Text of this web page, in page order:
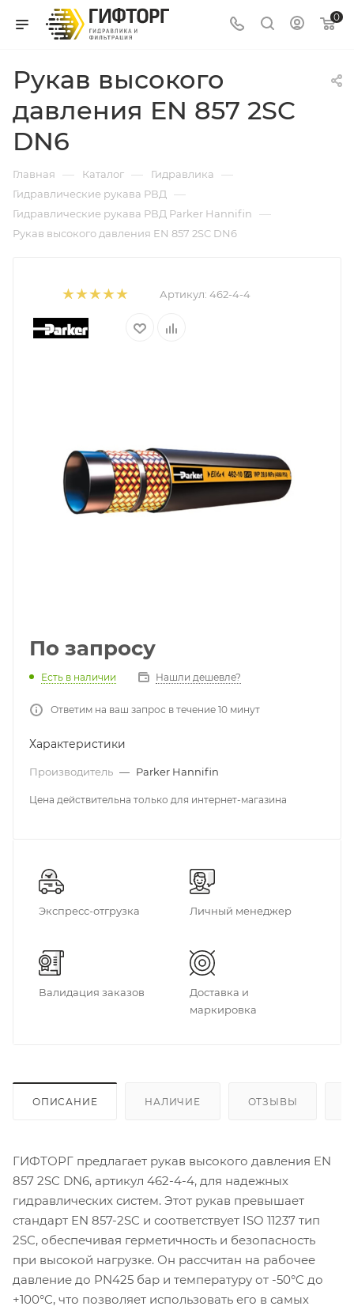
0
Рукав высокого
давления EN 857 2SC
DN6
Главная — Каталог — Гидравлика —
Гидравлические рукава РВД —
Гидравлические рукава РВД Parker Hannifin —
Рукав высокого давления EN 857 2SC DN6
Артикул: 462-4-4
По запросу
Есть в наличии Нашли дешевле?
Ответим на ваш запрос в течение 10 минут
Характеристики
Производитель — Parker Hannifin
Цена действительна только для интернет-магазина
Экспресс-отгрузка Личный менеджер
Валидация заказов
Доставка и
маркировка
ОПИСАНИЕ НАЛИЧИЕ ОТЗЫВЫ
ГИФТОРГ предлагает рукав высокого давления EN
857 2SC DN6, артикул 462-4-4, для надежных
гидравлических систем. Этот рукав превышает
стандарт EN 857-2SC и соответствует ISO 11237 тип
2SC, обеспечивая герметичность и безопасность
при высокой нагрузке. Он рассчитан на рабочее
давление до PN425 бар и температуру от -50°C до
+100°C, что позволяет использовать его в самых